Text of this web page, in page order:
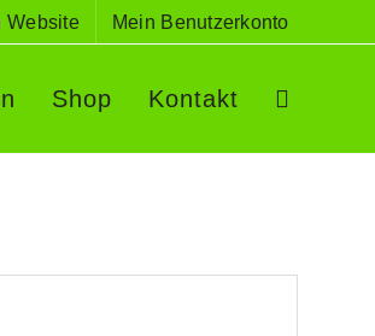
Website Mein Benutzerkonto
Shop Kontakt